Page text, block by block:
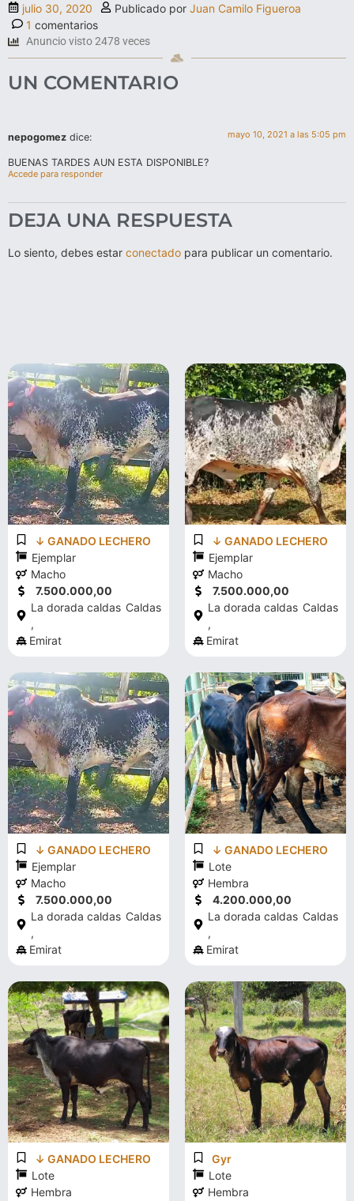
julio 30, 2020 Publicado por Juan Camilo Figueroa
1 comentarios
Anuncio visto 2478 veces
UN COMENTARIO
nepogomez dice: mayo 10, 2021 a las 5:05 pm
BUENAS TARDES AUN ESTA DISPONIBLE?
Accede para responder
DEJA UNA RESPUESTA
Lo siento, debes estar conectado para publicar un comentario.
↓ GANADO LECHERO
Ejemplar
Macho
7.500.000,00
La dorada caldas
,
Caldas
Emirat
↓ GANADO LECHERO
Ejemplar
Macho
7.500.000,00
La dorada caldas
,
Caldas
Emirat
↓ GANADO LECHERO
Ejemplar
Macho
7.500.000,00
La dorada caldas
,
Caldas
Emirat
↓ GANADO LECHERO
Lote
Hembra
4.200.000,00
La dorada caldas
,
Caldas
Emirat
↓ GANADO LECHERO
Lote
Hembra
Gyr
Lote
Hembra